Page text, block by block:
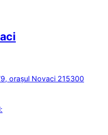
orașul Novaci 215300